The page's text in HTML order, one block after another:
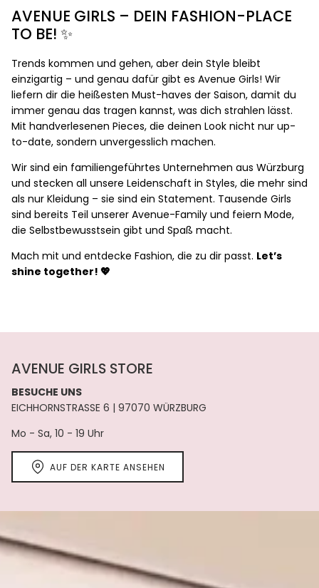
AVENUE GIRLS – DEIN FASHION-PLACE
TO BE! ✨
Trends kommen und gehen, aber dein Style bleibt
einzigartig – und genau dafür gibt es Avenue Girls! Wir
liefern dir die heißesten Must-haves der Saison, damit du
immer genau das tragen kannst, was dich strahlen lässt.
Mit handverlesenen Pieces, die deinen Look nicht nur up-
to-date, sondern unvergesslich machen.
Wir sind ein familiengeführtes Unternehmen aus Würzburg
und stecken all unsere Leidenschaft in Styles, die mehr sind
als nur Kleidung – sie sind ein Statement. Tausende Girls
sind bereits Teil unserer Avenue-Family und feiern Mode,
die Selbstbewusstsein gibt und Spaß macht.
Mach mit und entdecke Fashion, die zu dir passt. Let’s
shine together! 💖
AVENUE GIRLS STORE
BESUCHE UNS
EICHHORNSTRASSE 6 | 97070 WÜRZBURG
Mo - Sa, 10 - 19 Uhr
AUF DER KARTE ANSEHEN